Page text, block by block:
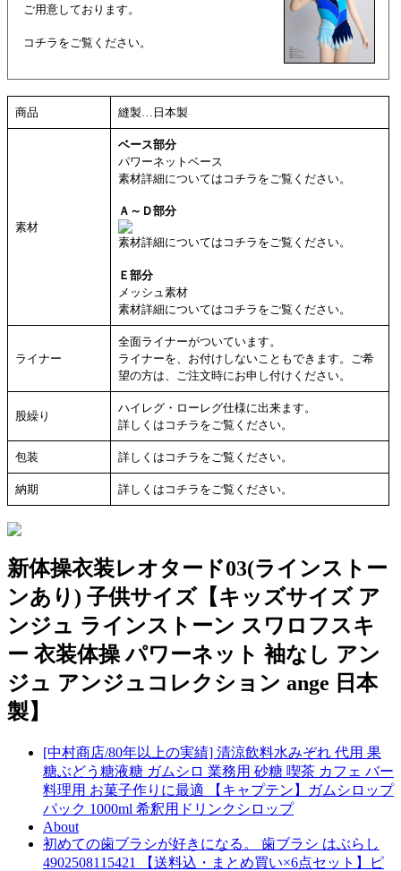
ご用意しております。
コチラをご覧ください。
商品 縫製…日本製
素材
ベース部分
パワーネットベース
素材詳細についてはコチラをご覧ください。
Ａ～Ｄ部分
素材詳細についてはコチラをご覧ください。
Ｅ部分
メッシュ素材
素材詳細についてはコチラをご覧ください。
ライナー
全面ライナーがついています。
ライナーを、お付けしないこともできます。ご希
望の方は、ご注文時にお申し付けください。
股繰り
ハイレグ・ローレグ仕様に出来ます。
詳しくはコチラをご覧ください。
包装 詳しくはコチラをご覧ください。
納期 詳しくはコチラをご覧ください。
新体操衣装レオタード03(ラインストー
ンあり) 子供サイズ【キッズサイズ ア
ンジュ ラインストーン スワロフスキ
ー 衣装体操 パワーネット 袖なし アン
ジュ アンジュコレクション ange 日本
製】
[中村商店/80年以上の実績] 清涼飲料水みぞれ 代用 果
糖ぶどう糖液糖 ガムシロ 業務用 砂糖 喫茶 カフェ バー
料理用 お菓子作りに最適 【キャプテン】ガムシロップ
パック 1000ml 希釈用ドリンクシロップ
About
初めての歯ブラシが好きになる。 歯ブラシ はぶらし
4902508115421 【送料込・まとめ買い×6点セット】ピ